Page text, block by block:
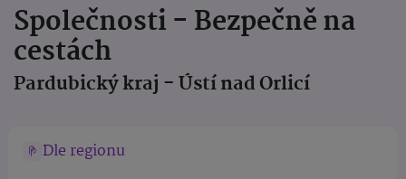
Společnosti - Bezpečně na
cestách
Pardubický kraj - Ústí nad Orlicí
Dle regionu